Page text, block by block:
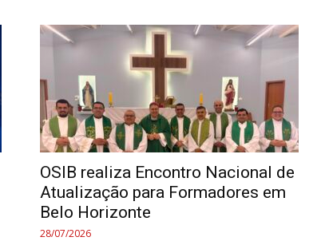
OSIB realiza Encontro Nacional de
Atualização para Formadores em
Belo Horizonte
28/07/2026